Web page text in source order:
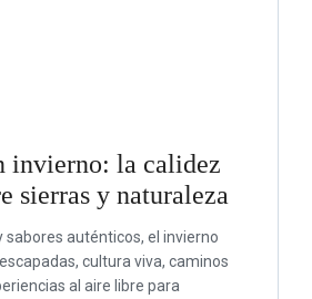
invierno: la calidez
sierras y naturaleza
sabores auténticos, el invierno
cultura viva, caminos
al aire libre para